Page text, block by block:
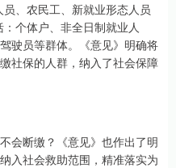
、农民工、新就业形态人员
个体户、非全日制就业人
驶员等群体。《意见》明确将
社保的人群，纳入了社会保障
会断缴？《意见》也作出了明
入社会救助范围，精准落实为